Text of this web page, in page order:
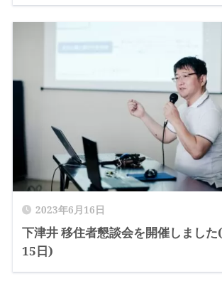
2023年6月16日
下津井 移住者懇談会を開催しまし
15日)